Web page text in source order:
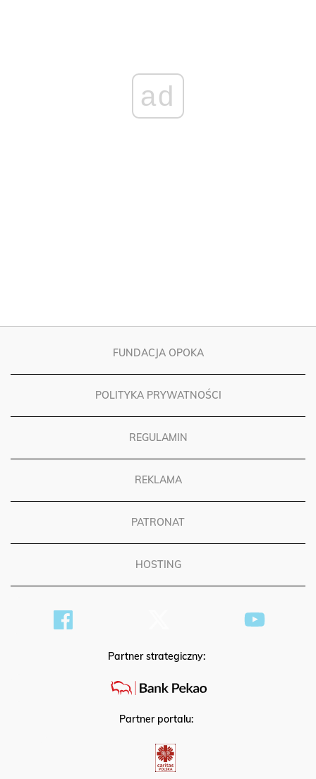
FUNDACJA OPOKA
Partner strategiczny:
Partner portalu: